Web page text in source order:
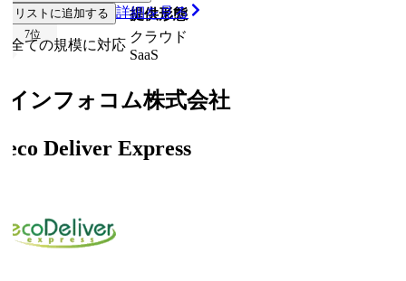
従業員規模
提供形態
ての規模に対応
クラウド
SaaS
リストに追加する 詳細を見る
位
ンフォコム株式会社
Deliver Express